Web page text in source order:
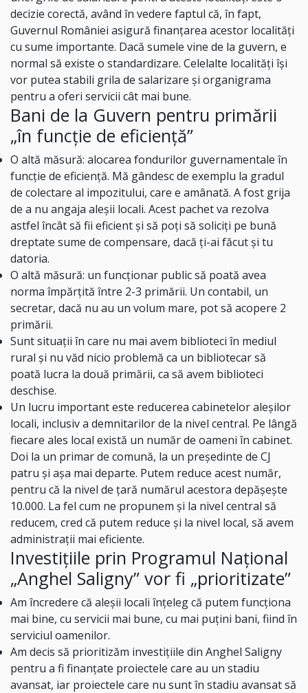
decizie corectă, având în vedere faptul că, în fapt,
Guvernul României asigură finanțarea acestor localități
cu sume importante. Dacă sumele vine de la guvern, e
normal să existe o standardizare. Celelalte localități își
vor putea stabili grila de salarizare și organigrama
pentru a oferi servicii cât mai bune.
Bani de la Guvern pentru primării
„în funcție de eficiență”
O altă măsură: alocarea fondurilor guvernamentale în
funcție de eficiență. Mă gândesc de exemplu la gradul
de colectare al impozitului, care e amânată. A fost grija
de a nu angaja aleșii locali. Acest pachet va rezolva
astfel încât să fii eficient și să poți să soliciți pe bună
dreptate sume de compensare, dacă ți-ai făcut și tu
datoria.
O altă măsură: un funcționar public să poată avea
norma împărțită între 2-3 primării. Un contabil, un
secretar, dacă nu au un volum mare, pot să acopere 2
primării.
Sunt situații în care nu mai avem biblioteci în mediul
rural și nu văd nicio problemă ca un bibliotecar să
poată lucra la două primării, ca să avem biblioteci
deschise.
Un lucru important este reducerea cabinetelor aleșilor
locali, inclusiv a demnitarilor de la nivel central. Pe lângă
fiecare ales local există un număr de oameni în cabinet.
Doi la un primar de comună, la un președinte de CJ
patru și așa mai departe. Putem reduce acest număr,
pentru că la nivel de țară numărul acestora depășește
10.000. La fel cum ne propunem și la nivel central să
reducem, cred că putem reduce și la nivel local, să avem
administrații mai eficiente.
Investițiile prin Programul Național
„Anghel Saligny” vor fi „prioritizate”
Am încredere că aleșii locali înțeleg că putem funcționa
mai bine, cu servicii mai bune, cu mai puțini bani, fiind în
serviciul oamenilor.
Am decis să prioritizăm investițiile din Anghel Saligny
pentru a fi finanțate proiectele care au un stadiu
avansat, iar proiectele care nu sunt în stadiu avansat să